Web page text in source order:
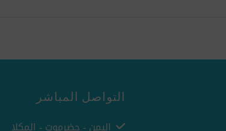
التواصل المباشر
اليمن - حضرموت - المكلا